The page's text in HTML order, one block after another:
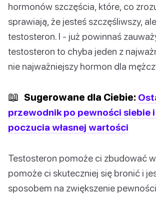
hormonów szczęścia, które, co
sprawiają, że jesteś szczęśliwszy,
testosteron. I - już powinnaś
testosteron to chyba jeden z
nie najważniejszy hormon dla
📖 Sugerowane dla Ciebie:
przewodnik po pewności siebie
poczucia własnej wartości
Testosteron pomoże ci zbudować
pomoże ci skuteczniej się bronić i
sposobem na zwiększenie